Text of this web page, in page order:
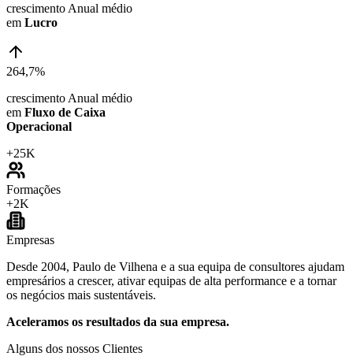
crescimento Anual médio
em Lucro
264,7%
crescimento Anual médio
em Fluxo de Caixa
Operacional
+25K
Formações
+2K
Empresas
Desde 2004, Paulo de Vilhena e a sua equipa de consultores ajudam
empresários a crescer, ativar equipas de alta performance e a tornar
os negócios mais sustentáveis.
Aceleramos os resultados da sua empresa.
Alguns dos nossos Clientes